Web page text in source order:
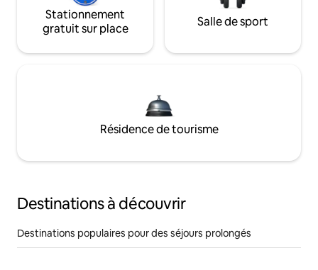
Stationnement
gratuit sur place
Salle de sport
Résidence de tourisme
Destinations à découvrir
Destinations populaires pour des séjours prolongés